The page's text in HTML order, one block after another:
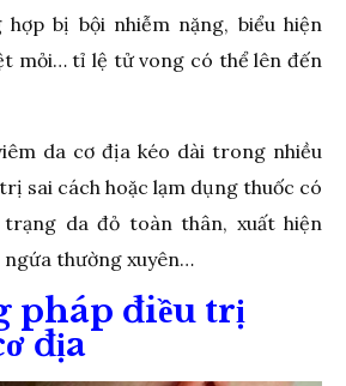
bị bội nhiễm nặng, biểu hiện
mỏi… tỉ lệ tử vong có thể lên đến
da cơ địa kéo dài trong nhiều
sai cách hoặc lạm dụng thuốc có
da đỏ toàn thân, xuất hiện
thường xuyên…
pháp điều trị
địa